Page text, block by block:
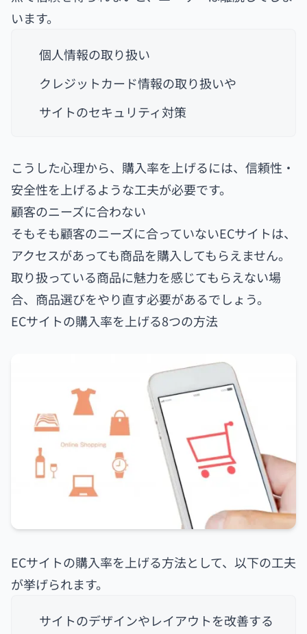
います。
個人情報の取り扱い
クレジットカード情報の取り扱いや
サイトのセキュリティ対策
こうした心理から、購入率を上げるには、信頼性・
安全性を上げるような工夫が必要です。
顧客のニーズに合わない
そもそも顧客のニーズに合っていないECサイトは、
アクセスがあっても商品を購入してもらえません。
取り扱っている商品に魅力を感じてもらえない場
合、商品選びをやり直す必要があるでしょう。
ECサイトの購入率を上げる8つの方法
ECサイトの購入率を上げる方法として、以下の工夫
が挙げられます。
サイトのデザインやレイアウトを改善する